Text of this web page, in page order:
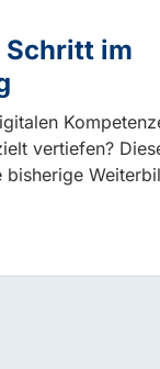
Schritt im
vertiefen?
bisherige